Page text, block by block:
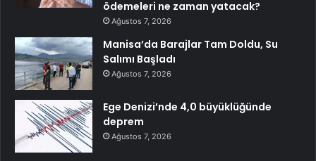
ödemeleri ne zaman yatacak?
Ağustos 7, 2026
Manisa’da Barajlar Tam Doldu, Su
Salımı Başladı
Ağustos 7, 2026
Ege Denizi’nde 4,0 büyüklüğünde
deprem
Ağustos 7, 2026